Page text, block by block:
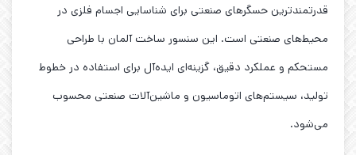
قدرتمندترین حسگرهای صنعتی برای شناسایی اجسام فلزی در
محیط‌های صنعتی است. این سنسور ساخت آلمان با طراحی
مستحکم و عملکرد دقیق، گزینه‌ای ایده‌آل برای استفاده در خطوط
تولید، سیستم‌های اتوماسیون و ماشین‌آلات صنعتی محسوب
می‌شود.